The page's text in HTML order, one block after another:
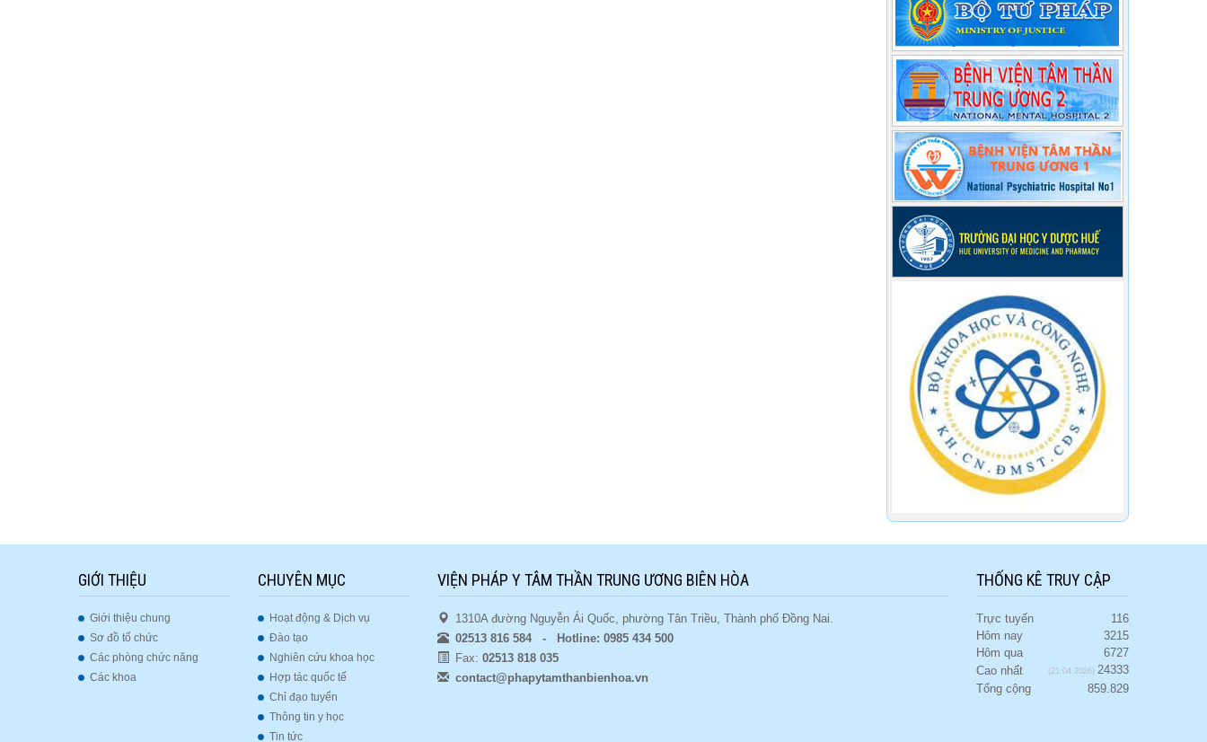
GIỚI THIỆU
Giới thiệu chung
Sơ đồ tổ chức
Các phòng chức năng
Các khoa
CHUYÊN MỤC
Hoạt động & Dịch vụ
Đào tạo
Nghiên cứu khoa học
Hợp tác quốc tế
Chỉ đạo tuyến
Thông tin y học
Tin tức
VIỆN PHÁP Y TÂM THẦN TRUNG ƯƠNG BIÊN HÒA
1310A đường Nguyễn Ái Quốc, phường Tân Triều, Thành phố Đồng Nai.
02513 816 584 - Hotline: 0985 434 500
Fax: 02513 818 035
contact@phapytamthanbienhoa.vn
THỐNG KÊ TRUY CẬP
Trực tuyến
116
Hôm nay
3215
Hôm qua
6727
Cao nhất
(21.04.2026) 24333
Tổng cộng
859.829